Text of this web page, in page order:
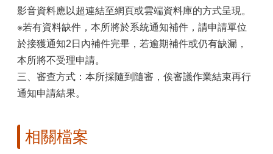
影音資料應以超連結至網頁或雲端資料庫的方式呈現。
※若有資料缺件，本所將於系統通知補件，請申請單位
於接獲通知2日內補件完畢，若逾期補件或仍有缺漏，
本所將不受理申請。
三、審查方式：本所採隨到隨審，俟審議作業結束再行
通知申請結果。
相關檔案